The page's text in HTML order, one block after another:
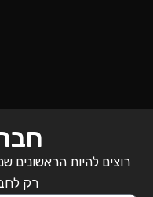
רוצים להיות הראשונים
רק